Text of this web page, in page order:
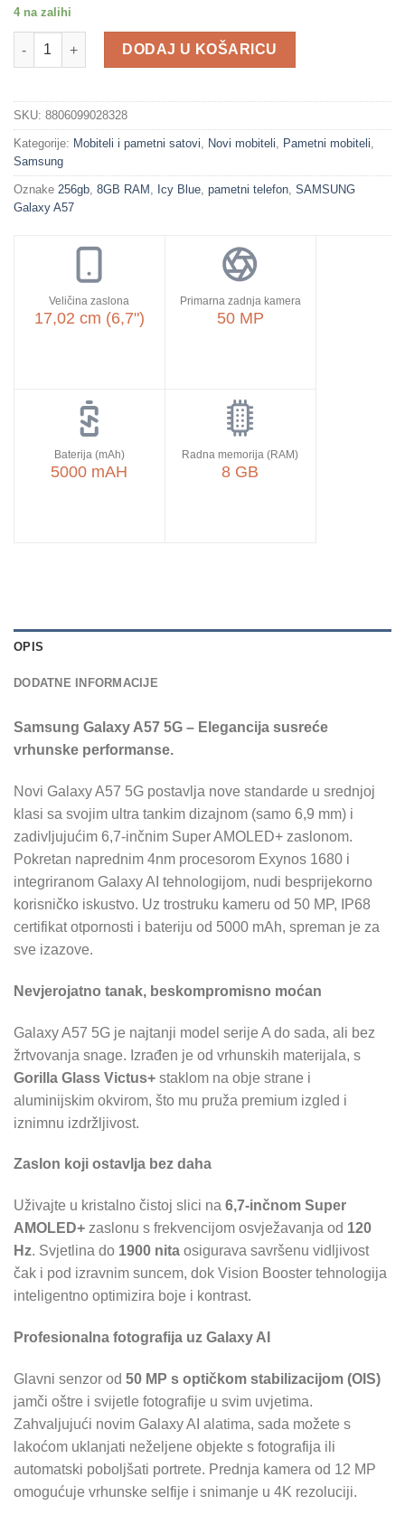
4 na zalihi
SAMSUNG pametni telefon Galaxy A57 8GB/256GB, Icyblue
DODAJ U KOŠARICU
SKU: 8806099028328
Kategorije: Mobiteli i pametni satovi, Novi mobiteli, Pametni mobiteli,
Samsung
Oznake 256gb, 8GB RAM , Icy Blue, pametni telefon, SAMSUNG
Galaxy A57
Veličina zaslona
17,02 cm (6,7")
Primarna zadnja kamera
50 MP
Baterija (mAh)
5000 mAH
Radna memorija (RAM)
8 GB
OPIS
DODATNE INFORMACIJE
Samsung Galaxy A57 5G – Elegancija susreće
vrhunske performanse.
Novi Galaxy A57 5G postavlja nove standarde u srednjoj
klasi sa svojim ultra tankim dizajnom (samo 6,9 mm) i
zadivljujućim 6,7-inčnim Super AMOLED+ zaslonom.
Pokretan naprednim 4nm procesorom Exynos 1680 i
integriranom Galaxy AI tehnologijom, nudi besprijekorno
korisničko iskustvo. Uz trostruku kameru od 50 MP, IP68
certifikat otpornosti i bateriju od 5000 mAh, spreman je za
sve izazove.
Nevjerojatno tanak, beskompromisno moćan
Galaxy A57 5G je najtanji model serije A do sada, ali bez
žrtvovanja snage. Izrađen je od vrhunskih materijala, s
Gorilla Glass Victus+ staklom na obje strane i
aluminijskim okvirom, što mu pruža premium izgled i
iznimnu izdržljivost.
Zaslon koji ostavlja bez daha
Uživajte u kristalno čistoj slici na 6,7-inčnom Super
AMOLED+ zaslonu s frekvencijom osvježavanja od 120
Hz. Svjetlina do 1900 nita osigurava savršenu vidljivost
čak i pod izravnim suncem, dok Vision Booster tehnologija
inteligentno optimizira boje i kontrast.
Profesionalna fotografija uz Galaxy AI
Glavni senzor od 50 MP s optičkom stabilizacijom (OIS)
jamči oštre i svijetle fotografije u svim uvjetima.
Zahvaljujući novim Galaxy AI alatima, sada možete s
lakoćom uklanjati neželjene objekte s fotografija ili
automatski poboljšati portrete. Prednja kamera od 12 MP
omogućuje vrhunske selfije i snimanje u 4K rezoluciji.